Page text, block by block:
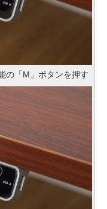
の「M」ボタンを押す